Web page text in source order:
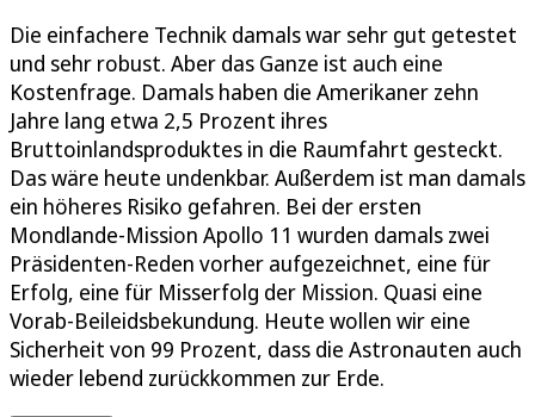
Die einfachere Technik damals war sehr gut getestet
und sehr robust. Aber das Ganze ist auch eine
Kostenfrage. Damals haben die Amerikaner zehn
Jahre lang etwa 2,5 Prozent ihres
Bruttoinlandsproduktes in die Raumfahrt gesteckt.
Das wäre heute undenkbar. Außerdem ist man damals
ein höheres Risiko gefahren. Bei der ersten
Mondlande-Mission Apollo 11 wurden damals zwei
Präsidenten-Reden vorher aufgezeichnet, eine für
Erfolg, eine für Misserfolg der Mission. Quasi eine
Vorab-Beileidsbekundung. Heute wollen wir eine
Sicherheit von 99 Prozent, dass die Astronauten auch
wieder lebend zurückkommen zur Erde.